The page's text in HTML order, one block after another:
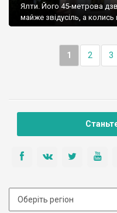
Ялти. Його 45-метрова
майже звідусіль, а
1 2 3